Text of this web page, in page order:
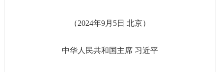
（2024年9月5日 北京）
中华人民共和国主席 习近平